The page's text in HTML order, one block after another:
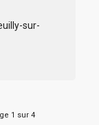
sur-
1 sur 4